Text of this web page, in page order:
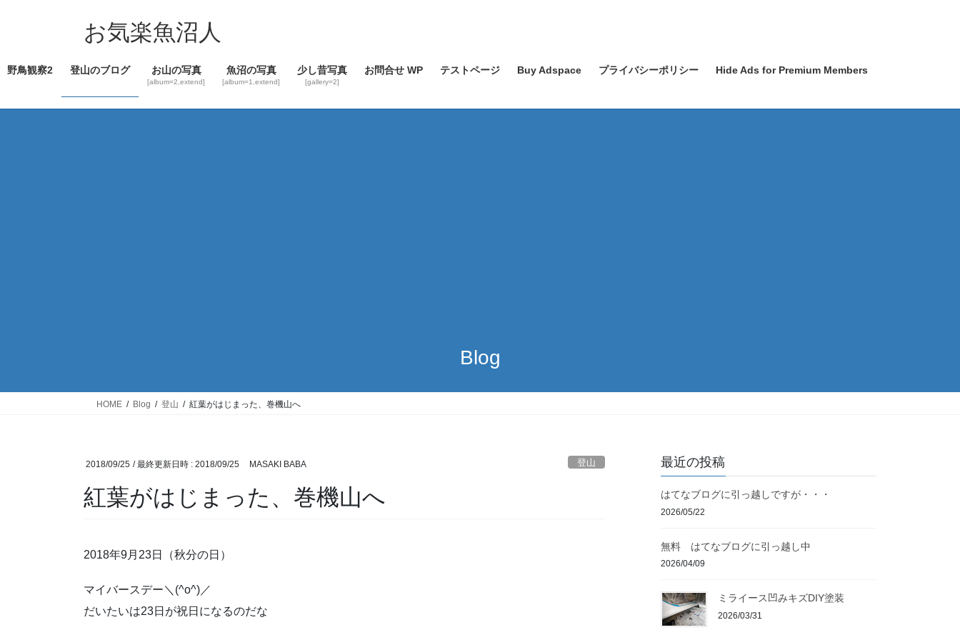
ツ
ス
シ
ン
お気楽魚沼人
野鳥観察2 登山のブログ お山の写真
[album=2,extend]
魚沼の写真
[album=1,extend]
少し昔写真
[gallery=2]
お問合せ WP テストページ Buy Adspace プライバシーポリシー Hide Ads for Premium Members
Blog
HOME Blog 登山 紅葉がはじまった、巻機山へ
2018/09/25 / 最終更新日時 : 2018/09/25 MASAKI BABA 登山
紅葉がはじまった、巻機山へ
2018年9月23日（秋分の日）
マイバースデー＼(^o^)／
だいたいは23日が祝日になるのだな
最近の投稿
はてなブログに引っ越しですが・・・
2026/05/22
無料 はてなブログに引っ越し中
2026/04/09
ミライース凹みキズDIY塗装
2026/03/31